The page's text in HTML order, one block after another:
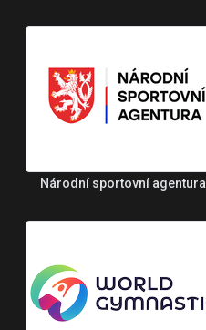
Národní sportovní agentura